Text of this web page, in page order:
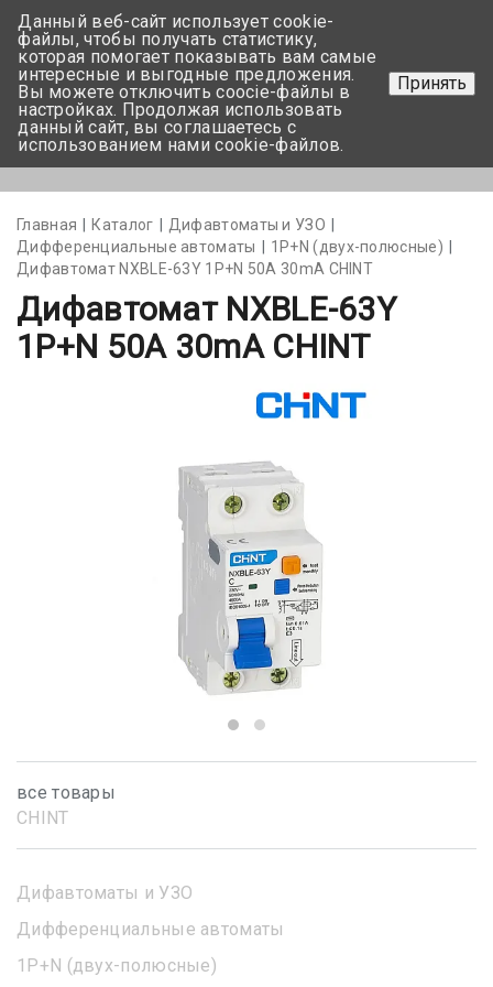
+375 17-350-99-56
+375 44-752-82-08
Задать вопрос
Главная Каталог
Дифавтоматы и УЗО
Дифференциальные автоматы
1Р+N (двух-полюсные)
Дифавтомат NXBLE-63Y 1P+N 50А 30mA CHINT
Дифавтомат NXBLE-63Y
1P+N 50А 30mA CHINT
все товары
CHINT
Дифавтоматы и УЗО
Дифференциальные автоматы
1Р+N (двух-полюсные)
Данный веб-сайт использует cookie-
файлы, чтобы получать статистику,
которая помогает показывать вам самые
интересные и выгодные предложения.
Вы можете отключить coocie-файлы в
настройках. Продолжая использовать
данный сайт, вы соглашаетесь с
использованием нами cookie-файлов.
Принять